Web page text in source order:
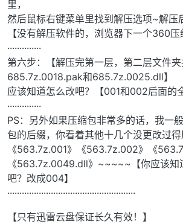
里，
然后鼠标右键菜单里找到解压选项~解压
【没有解压软件的，浏览器下一个360压
··············
第六步：【解压完第一层，第二层文件
685.7z.0018.pak和685.7z.0025.dll】
应该知道怎么改吧？【001和002后面的
··············
PS：另外如果压缩包非常多的话，我一
包的后缀，你看着其他十几个没更改过
《563.7z.001》《563.7z.002》《
《563.7z.0049.dll》~~~~~【你应该知
吧？改成004】
·····················································
【只有迅雷云盘保证长久有效！】